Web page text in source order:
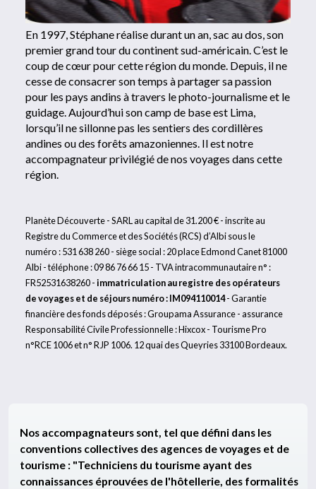
En 1997, Stéphane réalise durant un an, sac au dos, son
premier grand tour du continent sud-américain. C’est le
coup de cœur pour cette région du monde. Depuis, il ne
cesse de consacrer son temps à partager sa passion
pour les pays andins à travers le photo-journalisme et le
guidage. Aujourd’hui son camp de base est Lima,
lorsqu’il ne sillonne pas les sentiers des cordillères
andines ou des forêts amazoniennes. Il est notre
accompagnateur privilégié de nos voyages dans cette
région.
Planète Découverte - SARL au capital de 31.200 € - inscrite au
Registre du Commerce et des Sociétés (RCS) d’Albi sous le
numéro : 531 638 260 - siège social : 20 place Edmond Canet 81000
Albi - téléphone : 09 86 76 66 15 - TVA intracommunautaire n° :
FR52531638260 -immatriculation au registre des opérateurs
de voyages et de séjours numéro : IM094110014- Garantie
financière des fonds déposés : Groupama Assurance - assurance
Responsabilité Civile Professionnelle : Hixcox - Tourisme Pro
n°RCE 1006 et n° RJP 1006. 12 quai des Queyries 33100 Bordeaux.
Nos accompagnateurs sont, tel que défini dans les
conventions collectives des agences de voyages et de
tourisme : "Techniciens du tourisme ayant des
connaissances éprouvées de l'hôtellerie, des formalités